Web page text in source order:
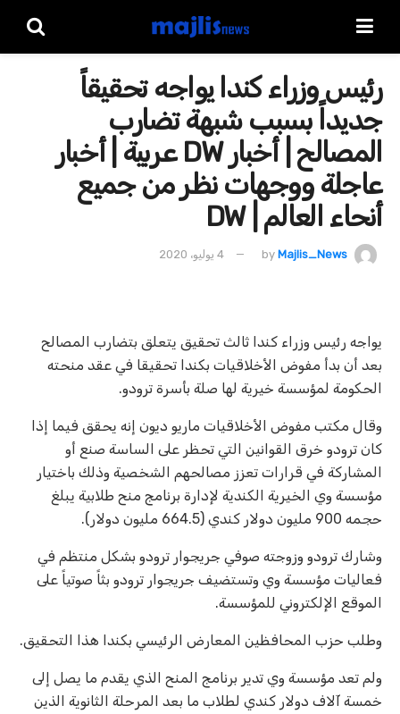
رئيس وزراء كندا يواجه تحقيقاً
جديداً بسبب شبهة تضارب
المصالح | أخبار DW عربية | أخبار
عاجلة ووجهات نظر من جميع
أنحاء العالم | DW
by Majlis_News 4 يوليو، 2020
يواجه رئيس وزراء كندا ثالث تحقيق يتعلق بتضارب المصالح
بعد أن بدأ مفوض الأخلاقيات بكندا تحقيقا في عقد منحته
الحكومة لمؤسسة خيرية لها صلة بأسرة ترودو.
وقال مكتب مفوض الأخلاقيات ماريو ديون إنه يحقق فيما إذا
كان ترودو خرق القوانين التي تحظر على الساسة صنع أو
المشاركة في قرارات تعزز مصالحهم الشخصية وذلك باختيار
مؤسسة وي الخيرية الكندية لإدارة برنامج منح طلابية يبلغ
حجمه 900 مليون دولار كندي (664.5 مليون دولار).
وشارك ترودو وزوجته صوفي جريجوار ترودو بشكل منتظم في
فعاليات مؤسسة وي وتستضيف جريجوار ترودو بثاً صوتياً على
الموقع الإلكتروني للمؤسسة.
وطلب حزب المحافظين المعارض الرئيسي بكندا هذا التحقيق.
ولم تعد مؤسسة وي تدير برنامج المنح الذي يقدم ما يصل إلى
خمسة آلاف دولار كندي لطلاب ما بعد المرحلة الثانوية الذين